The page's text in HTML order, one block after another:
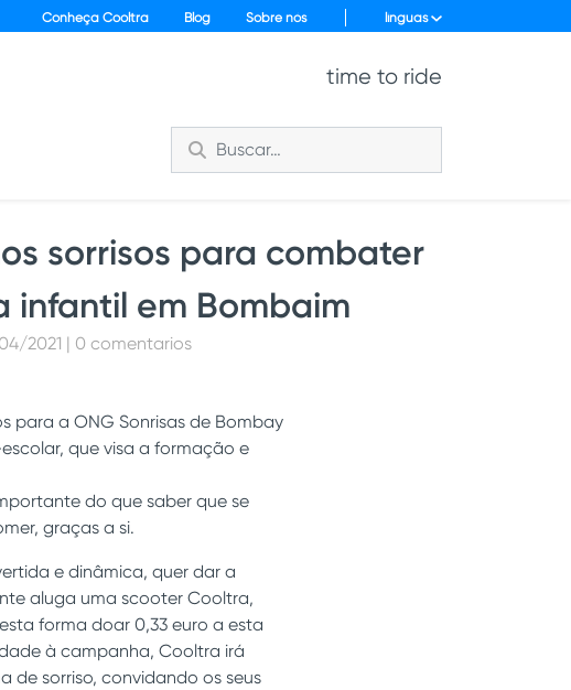
Conheça Cooltra Blog Sobre nós línguas
time to ride
sorrisos para combater
infantil em Bombaim
2021 | 0 comentarios
para a ONG Sonrisas de Bombay
que visa a formação e
do que saber que se
graças a si.
e dinâmica, quer dar a
aluga uma scooter Cooltra,
forma doar 0,33 euro a esta
à campanha, Cooltra irá
de sorriso, convidando os seus